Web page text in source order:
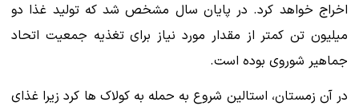
اخراج خواهد کرد. در پایان سال مشخص شد که تولید غذا دو
میلیون تن کمتر از مقدار مورد نیاز برای تغذیه جمعیت اتحاد
جماهیر شوروی بوده است.
در آن زمستان، استالین شروع به حمله به کولاک ها کرد زیرا غذای